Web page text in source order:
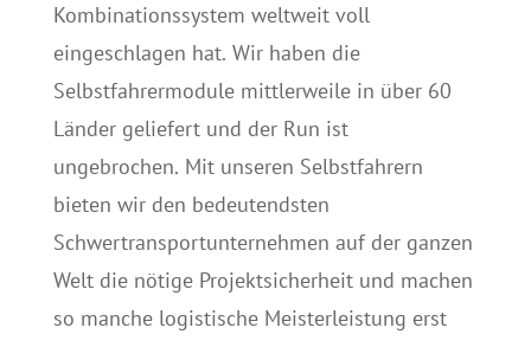
Kombinationssystem weltweit voll
eingeschlagen hat. Wir haben die
Selbstfahrermodule mittlerweile in über 60
Länder geliefert und der Run ist
ungebrochen. Mit unseren Selbstfahrern
bieten wir den bedeutendsten
Schwertransportunternehmen auf der ganzen
Welt die nötige Projektsicherheit und machen
so manche logistische Meisterleistung erst